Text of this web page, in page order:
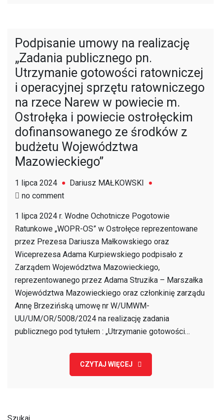
Podpisanie umowy na realizację
„Zadania publicznego pn.
Utrzymanie gotowości ratowniczej
i operacyjnej sprzętu ratowniczego
na rzece Narew w powiecie m.
Ostrołęka i powiecie ostrołęckim
dofinansowanego ze środków z
budżetu Województwa
Mazowieckiego”
1 lipca 2024
Dariusz MAŁKOWSKI
no commenton
umowy
na
realizację
„Zadania
publicznego
pn.
Utrzymanie
gotowości
ratowniczej
i
sprzętu
ratowniczego
1 lipca 2024 r. Wodne Ochotnicze Pogotowie
Ratunkowe „WOPR-OS” w Ostrołęce reprezentowane
przez Prezesa Dariusza Małkowskiego oraz
Wiceprezesa Adama Kurpiewskiego podpisało z
Zarządem Województwa Mazowieckiego,
reprezentowanego przez Adama Struzika – Marszałka
Województwa Mazowieckiego oraz członkinię zarządu
Annę Brzezińską umowę nr W/UMWM-
UU/UM/OR/5008/2024 na realizację zadania
publicznego pod tytułem : „Utrzymanie gotowości…
CZYTAJ WIĘCEJ